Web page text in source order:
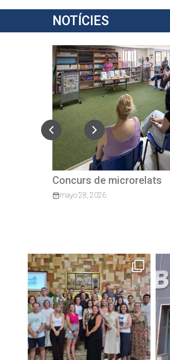
NOTÍCIES
Quan el camí continua:
tornen per guiar els